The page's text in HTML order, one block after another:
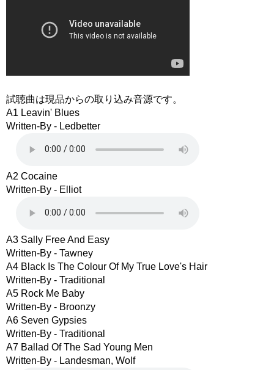
試聴曲は現品からの取り込み音源です。
A1 Leavin' Blues
Written-By - Ledbetter
A2 Cocaine
Written-By - Elliot
A3 Sally Free And Easy
Written-By - Tawney
A4 Black Is The Colour Of My True Love's Hair
Written-By - Traditional
A5 Rock Me Baby
Written-By - Broonzy
A6 Seven Gypsies
Written-By - Traditional
A7 Ballad Of The Sad Young Men
Written-By - Landesman, Wolf